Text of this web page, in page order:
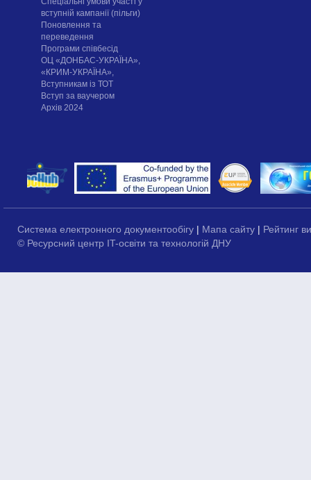
вступній кампанії (пільги)
Поновлення та
переведення
Програми співбесід
ОЦ «ДОНБАС-УКРАЇНА»,
«КРИМ-УКРАЇНА»,
Вступникам із ТОТ
Вступ за ваучером
Архів 2024
Система електронного документообігу | Мапа сайту | Рейтинг
© Ресурсний центр IT-освіти та технологій ДНУ